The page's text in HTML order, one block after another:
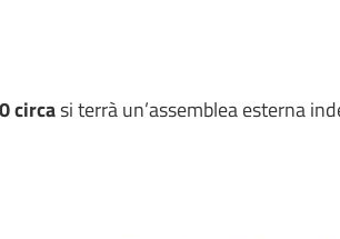
circasi terrà un’assemblea esterna